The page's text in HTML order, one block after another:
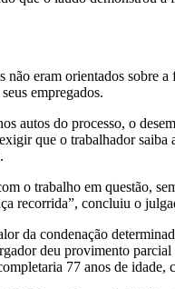
eram orientados sobre
empregados.
autos do processo, o
que o trabalhador
o trabalho em questão,
recorrida”, concluiu o
da condenação
deu provimento
77 anos de